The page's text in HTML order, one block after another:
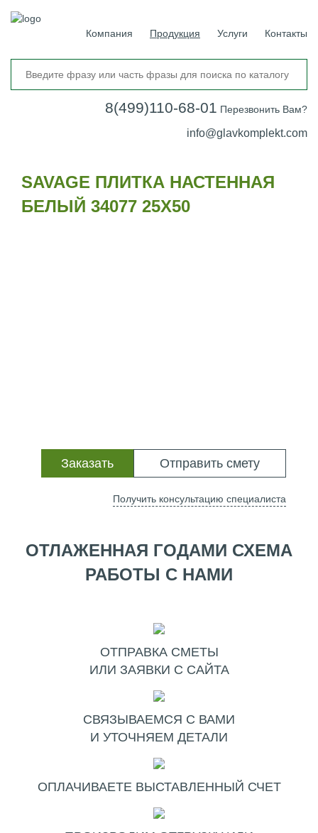
Компания Продукция Услуги Контакты
8(499)110-68-01 Перезвонить Вам?
info@glavkomplekt.com
SAVAGE ПЛИТКА НАСТЕННАЯ
БЕЛЫЙ 34077 25Х50
Отправить смету
Заказать
Получить консультацию специалиста
ОТЛАЖЕННАЯ ГОДАМИ СХЕМА
РАБОТЫ С НАМИ
ОТПРАВКА СМЕТЫ
ИЛИ ЗАЯВКИ С САЙТА
СВЯЗЫВАЕМСЯ С ВАМИ
И УТОЧНЯЕМ ДЕТАЛИ
ОПЛАЧИВАЕТЕ ВЫСТАВЛЕННЫЙ СЧЕТ